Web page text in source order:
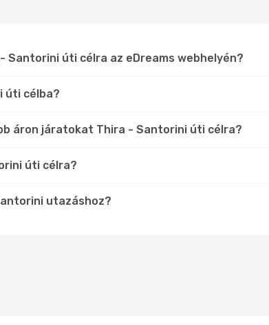
úti célra az eDreams webhelyén?
úti célba?
áron járatokat Thira - Santorini úti célra?
úti célra?
utazáshoz?